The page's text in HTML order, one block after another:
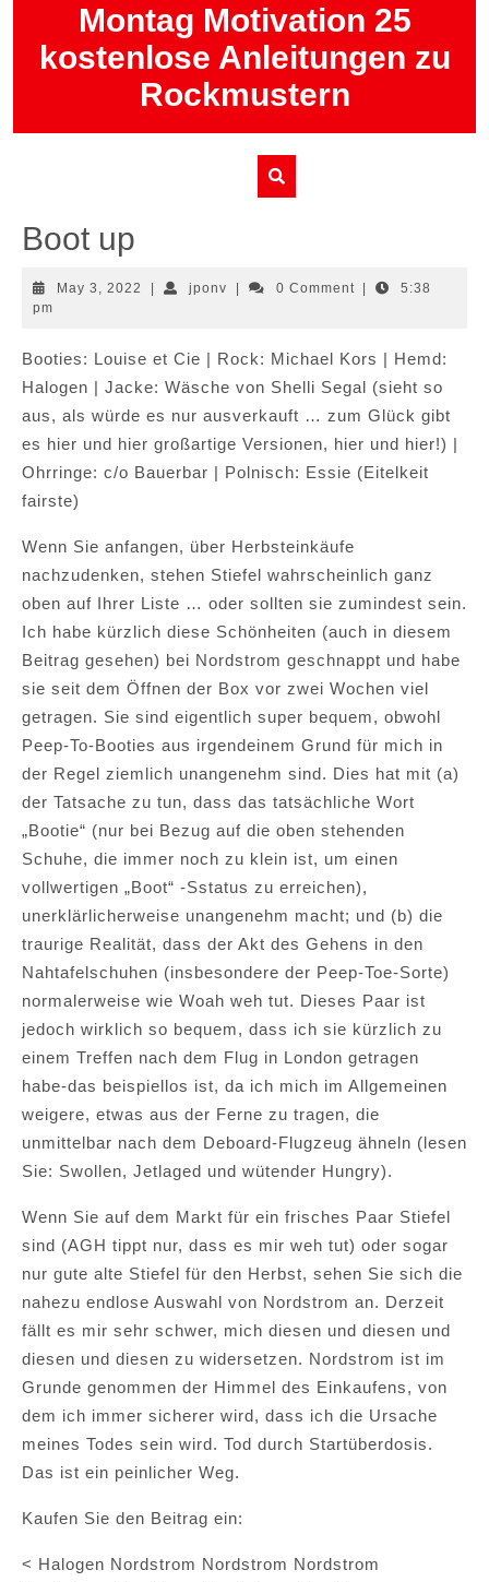
content
Montag Motivation 25
kostenlose Anleitungen zu
Rockmustern
Boot up
May 3, 2022 May
jponvjponv 0 Comment
5:38
pm
Booties: Louise et Cie | Rock: Michael Kors | Hemd:
Halogen | Jacke: Wäsche von Shelli Segal (sieht so
aus, als würde es nur ausverkauft … zum Glück gibt
es hier und hier großartige Versionen, hier und hier!) |
Ohrringe: c/o Bauerbar | Polnisch: Essie (Eitelkeit
fairste)
Wenn Sie anfangen, über Herbsteinkäufe
nachzudenken, stehen Stiefel wahrscheinlich ganz
oben auf Ihrer Liste … oder sollten sie zumindest sein.
Ich habe kürzlich diese Schönheiten (auch in diesem
Beitrag gesehen) bei Nordstrom geschnappt und habe
sie seit dem Öffnen der Box vor zwei Wochen viel
getragen. Sie sind eigentlich super bequem, obwohl
Peep-To-Booties aus irgendeinem Grund für mich in
der Regel ziemlich unangenehm sind. Dies hat mit (a)
der Tatsache zu tun, dass das tatsächliche Wort
„Bootie“ (nur bei Bezug auf die oben stehenden
Schuhe, die immer noch zu klein ist, um einen
vollwertigen „Boot“ -Sstatus zu erreichen),
unerklärlicherweise unangenehm macht; und (b) die
traurige Realität, dass der Akt des Gehens in den
Nahtafelschuhen (insbesondere der Peep-Toe-Sorte)
normalerweise wie Woah weh tut. Dieses Paar ist
jedoch wirklich so bequem, dass ich sie kürzlich zu
einem Treffen nach dem Flug in London getragen
habe-das beispiellos ist, da ich mich im Allgemeinen
weigere, etwas aus der Ferne zu tragen, die
unmittelbar nach dem Deboard-Flugzeug ähneln (lesen
Sie: Swollen, Jetlaged und wütender Hungry).
Wenn Sie auf dem Markt für ein frisches Paar Stiefel
sind (AGH tippt nur, dass es mir weh tut) oder sogar
nur gute alte Stiefel für den Herbst, sehen Sie sich die
nahezu endlose Auswahl von Nordstrom an. Derzeit
fällt es mir sehr schwer, mich diesen und diesen und
diesen und diesen zu widersetzen. Nordstrom ist im
Grunde genommen der Himmel des Einkaufens, von
dem ich immer sicherer wird, dass ich die Ursache
meines Todes sein wird. Tod durch Startüberdosis.
Das ist ein peinlicher Weg.
Kaufen Sie den Beitrag ein:
< Halogen Nordstrom Nordstrom Nordstrom